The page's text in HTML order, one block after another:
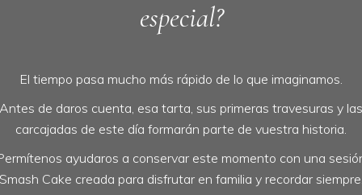
especial?
El tiempo pasa mucho más rápido de lo que imaginamos.
Antes de daros cuenta, esa tarta, sus primeras travesuras y las
carcajadas de este día formarán parte de vuestra historia.
ayudaros a conservar este momento con una
Cake creada para disfrutar en familia y recordar